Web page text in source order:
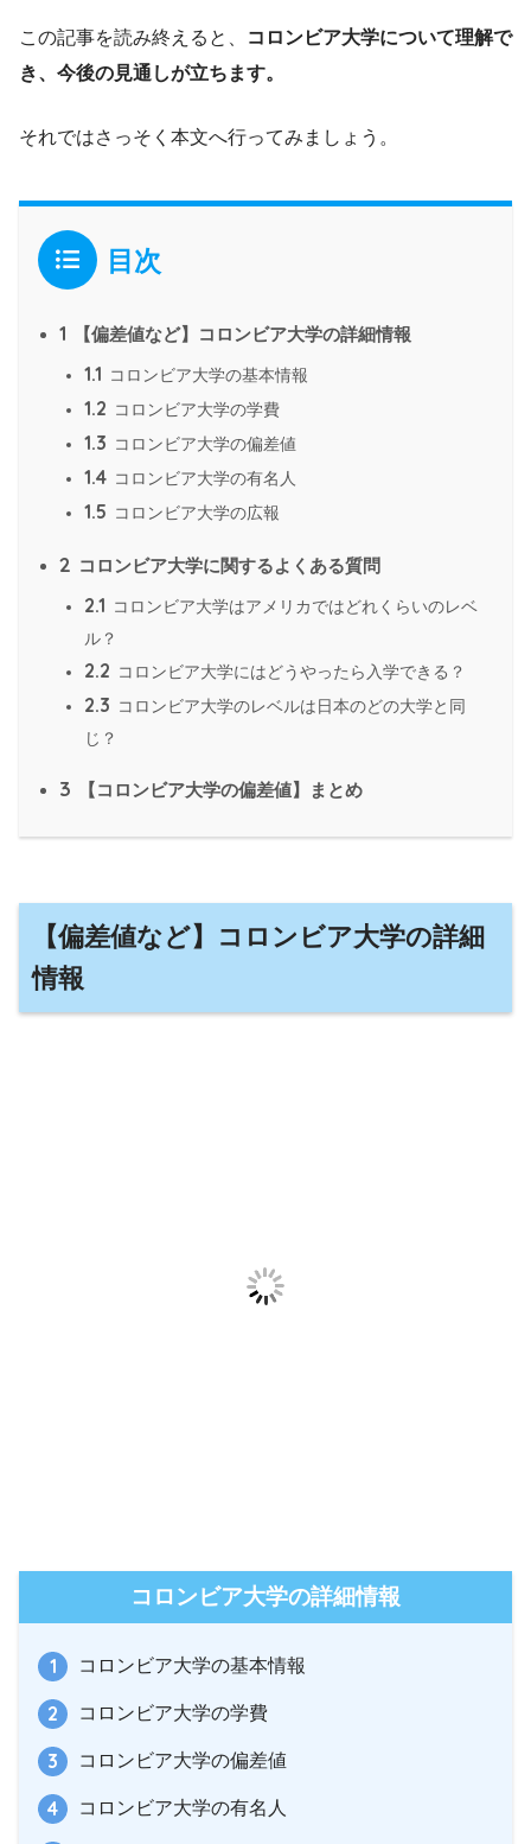
この記事を読み終えると、
コロンビア大学について理解で
き、今後の見通しが立ちます。
それではさっそく本文へ行ってみましょう。
目次
1 【偏差値など】コロンビア大学の詳細情報
1.1 コロンビア大学の基本情報
1.2 コロンビア大学の学費
1.3 コロンビア大学の偏差値
1.4 コロンビア大学の有名人
1.5 コロンビア大学の広報
2 コロンビア大学に関するよくある質問
2.1 コロンビア大学はアメリカではどれくらいのレベ
ル？
2.2 コロンビア大学にはどうやったら入学できる？
2.3 コロンビア大学のレベルは日本のどの大学と同
じ？
3 【コロンビア大学の偏差値】まとめ
【偏差値など】コロンビア大学の詳細
情報
コロンビア大学の詳細情報
コロンビア大学の基本情報
コロンビア大学の学費
コロンビア大学の偏差値
コロンビア大学の有名人